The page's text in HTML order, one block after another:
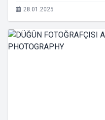
28.01.2025